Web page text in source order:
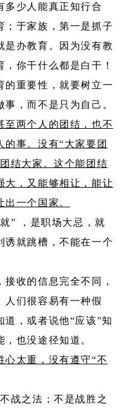
多少人能真正知行合
；于家族，第一是抓子
是办教育。因为没有教
你干什么都是白干！
的重要性，就要树立一
，而不是只为自己。
至两个人的团结，也不
的事。没有“大家要团
结大家。这个能团结
大，又能够相让，能让
一个国家。
” ，是职场大忌，就
诱就跳槽，不能在一个
收的信息完全不同，
人们很容易有一种假
，或者说他“应该”知
也没途径知道。
心太重，没有遵守“不
战之法；不是战胜之